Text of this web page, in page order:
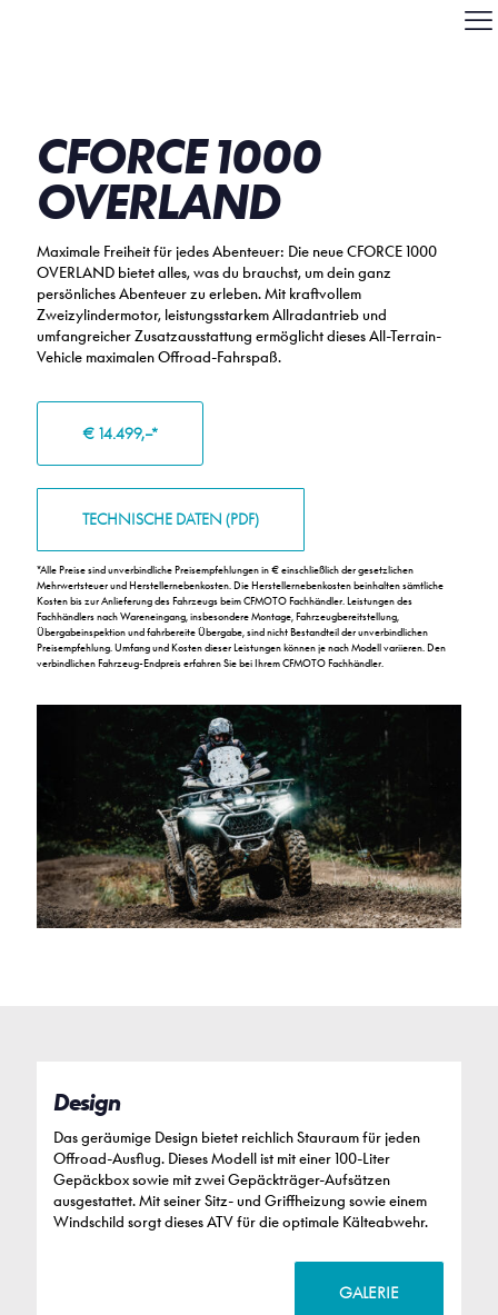
CFORCE 1000
OVERLAND
Maximale Freiheit für jedes Abenteuer: Die neue CFORCE 1000
OVERLAND bietet alles, was du brauchst, um dein ganz
persönliches Abenteuer zu erleben. Mit kraftvollem
Zweizylindermotor, leistungsstarkem Allradantrieb und
umfangreicher Zusatzausstattung ermöglicht dieses All-Terrain-
Vehicle maximalen Offroad-Fahrspaß.
€ 14.499,–*
TECHNISCHE DATEN (PDF)
*Alle Preise sind unverbindliche Preisempfehlungen in € einschließlich der gesetzlichen
Mehrwertsteuer und Herstellernebenkosten. Die Herstellernebenkosten beinhalten sämtliche
Kosten bis zur Anlieferung des Fahrzeugs beim CFMOTO Fachhändler. Leistungen des
Fachhändlers nach Wareneingang, insbesondere Montage, Fahrzeugbereitstellung,
Übergabeinspektion und fahrbereite Übergabe, sind nicht Bestandteil der unverbindlichen
Preisempfehlung. Umfang und Kosten dieser Leistungen können je nach Modell variieren. Den
verbindlichen Fahrzeug-Endpreis erfahren Sie bei Ihrem CFMOTO Fachhändler.
Design
Das geräumige Design bietet reichlich Stauraum für jeden
Offroad-Ausflug. Dieses Modell ist mit einer 100-Liter
Gepäckbox sowie mit zwei Gepäckträger-Aufsätzen
ausgestattet. Mit seiner Sitz- und Griffheizung sowie einem
Windschild sorgt dieses ATV für die optimale Kälteabwehr.
GALERIE